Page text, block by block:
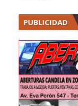
PUBLICIDAD